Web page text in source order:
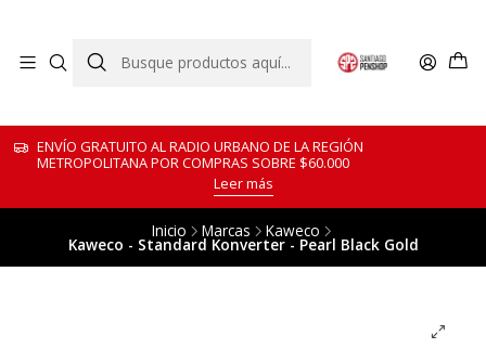
ENVÍO GRATUITO AL RADIO URBANO DE LA REGIÓN
METROPOLITANA POR COMPRAS SOBRE $60.000
Leer más
Inicio Marcas Kaweco
Kaweco - Standard Konverter - Pearl Black Gold